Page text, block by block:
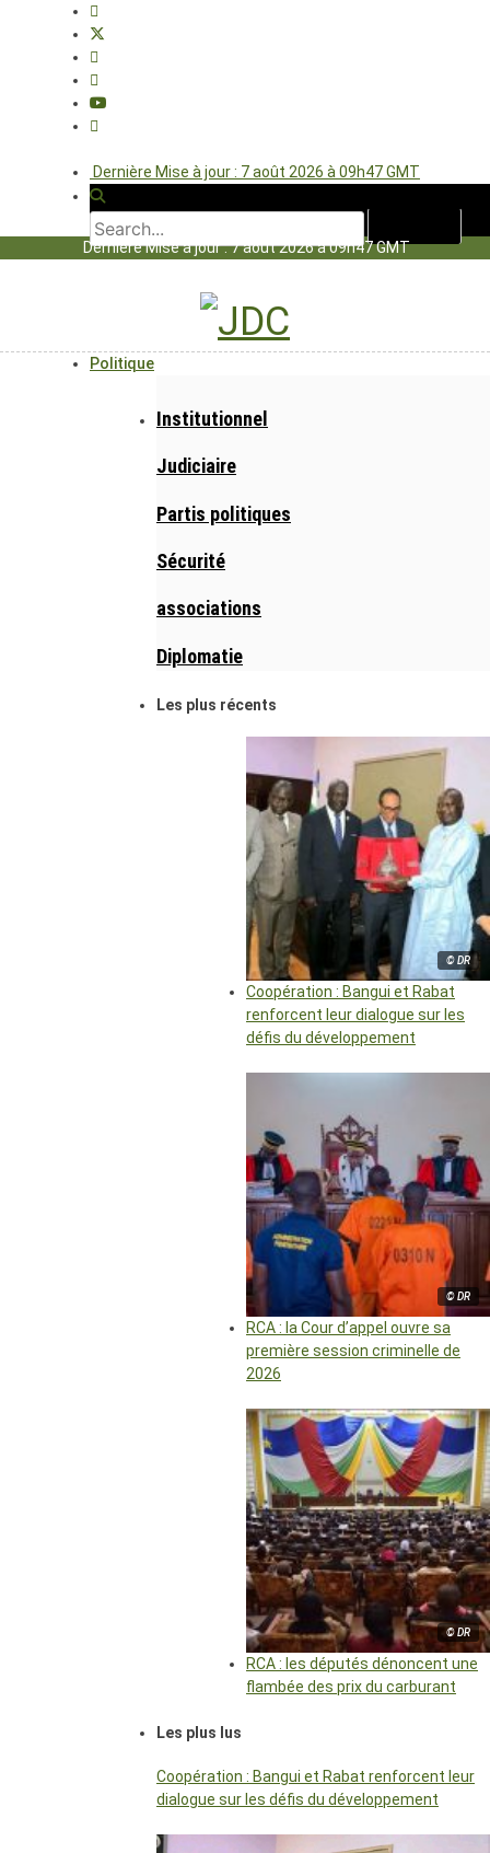
Dernière Mise à jour : 7 août 2026 à 09h47 GMT
Dernière Mise à jour : 7 août 2026 à 09h47 GMT
Politique
Institutionnel
Judiciaire
Partis politiques
Sécurité
associations
Diplomatie
Les plus récents
© DR
Coopération : Bangui et Rabat
renforcent leur dialogue sur les
défis du développement
© DR
RCA : la Cour d’appel ouvre sa
première session criminelle de
2026
© DR
RCA : les députés dénoncent une
flambée des prix du carburant
Les plus lus
Coopération : Bangui et Rabat renforcent leur
dialogue sur les défis du développement